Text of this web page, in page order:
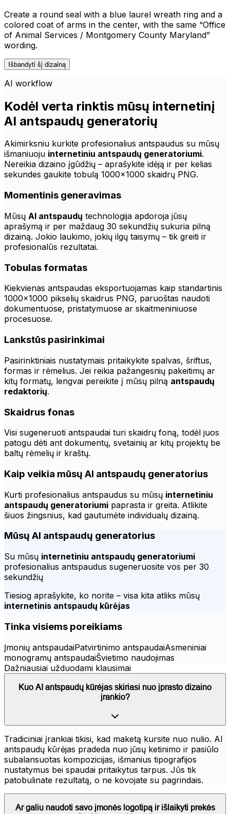
Create a round seal with a blue laurel wreath ring and a
colored coat of arms in the center, with the same “Office
of Animal Services / Montgomery County Maryland”
wording.
Išbandyti šį dizainą
AI workflow
Kodėl verta rinktis mūsų internetinį
AI antspaudų generatorių
Akimirksniu kurkite profesionalius antspaudus su mūsų
išmaniuoju internetiniu antspaudų generatoriumi.
Nereikia dizaino įgūdžių – aprašykite idėją ir per kelias
sekundes gaukite tobulą 1000×1000 skaidrų PNG.
Momentinis generavimas
Mūsų AI antspaudų technologija apdoroja jūsų
aprašymą ir per maždaug 30 sekundžių sukuria pilną
dizainą. Jokio laukimo, jokių ilgų taisymų – tik greiti ir
profesionalūs rezultatai.
Tobulas formatas
Kiekvienas antspaudas eksportuojamas kaip standartinis
1000×1000 pikselių skaidrus PNG, paruoštas naudoti
dokumentuose, pristatymuose ar skaitmeniniuose
procesuose.
Lankstūs pasirinkimai
Pasirinktiniais nustatymais pritaikykite spalvas, šriftus,
formas ir rėmelius. Jei reikia pažangesnių pakeitimų ar
kitų formatų, lengvai pereikite į mūsų pilną antspaudų
redaktorių.
Skaidrus fonas
Visi sugeneruoti antspaudai turi skaidrų foną, todėl juos
patogu dėti ant dokumentų, svetainių ar kitų projektų be
baltų rėmelių ir kraštų.
Kaip veikia mūsų AI antspaudų generatorius
Kurti profesionalius antspaudus su mūsų internetiniu
antspaudų generatoriumi paprasta ir greita. Atlikite
šiuos žingsnius, kad gautumėte individualų dizainą.
Mūsų AI antspaudų generatorius
Su mūsų internetiniu antspaudų generatoriumi
profesionalius antspaudus sugeneruosite vos per 30
sekundžių
Tiesiog aprašykite, ko norite – visa kita atliks mūsų
internetinis antspaudų kūrėjas
Tinka visiems poreikiams
Įmonių antspaudaiPatvirtinimo antspaudaiAsmeniniai
monogramų antspaudaiŠvietimo naudojimas
Dažniausiai užduodami klausimai
Kuo AI antspaudų kūrėjas skiriasi nuo įprasto dizaino
įrankio?
Tradiciniai įrankiai tikisi, kad maketą kursite nuo nulio. AI
antspaudų kūrėjas pradeda nuo jūsų ketinimo ir pasiūlo
subalansuotas kompozicijas, išmanius tipografijos
nustatymus bei spaudai pritaikytus tarpus. Jūs tik
patobulinate rezultatą, o ne kovojate su pagrindais.
Ar galiu naudoti savo įmonės logotipą ir išlaikyti prekės